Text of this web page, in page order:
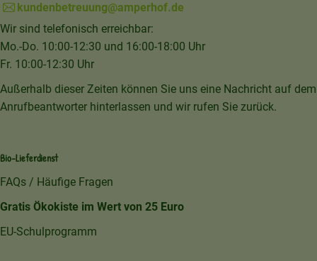
kundenbetreuung@amperhof.de
Wir sind telefonisch erreichbar:
Mo.-Do. 10:00-12:30 und 16:00-18:00 Uhr
Fr. 10:00-12:30 Uhr
Außerhalb dieser Zeiten können Sie uns eine Nachricht auf dem
Anrufbeantworter hinterlassen und wir rufen Sie zurück.
Bio-Lieferdienst
FAQs / Häufige Fragen
Gratis Ökokiste im Wert von 25 Euro
EU-Schulprogramm